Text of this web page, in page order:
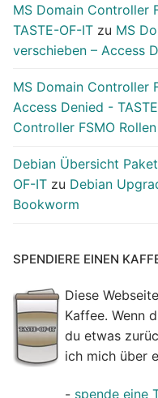
MS Domain Controller
TASTE-OF-IT zu MS
verschieben – Access
MS Domain Controller
Access Denied -
Controller FSMO
Debian Übersicht
OF-IT zu Debian
Bookworm
SPENDIERE EINEN
Diese
Kaffee. Wenn
du etwas
ich mich über
- spende eine